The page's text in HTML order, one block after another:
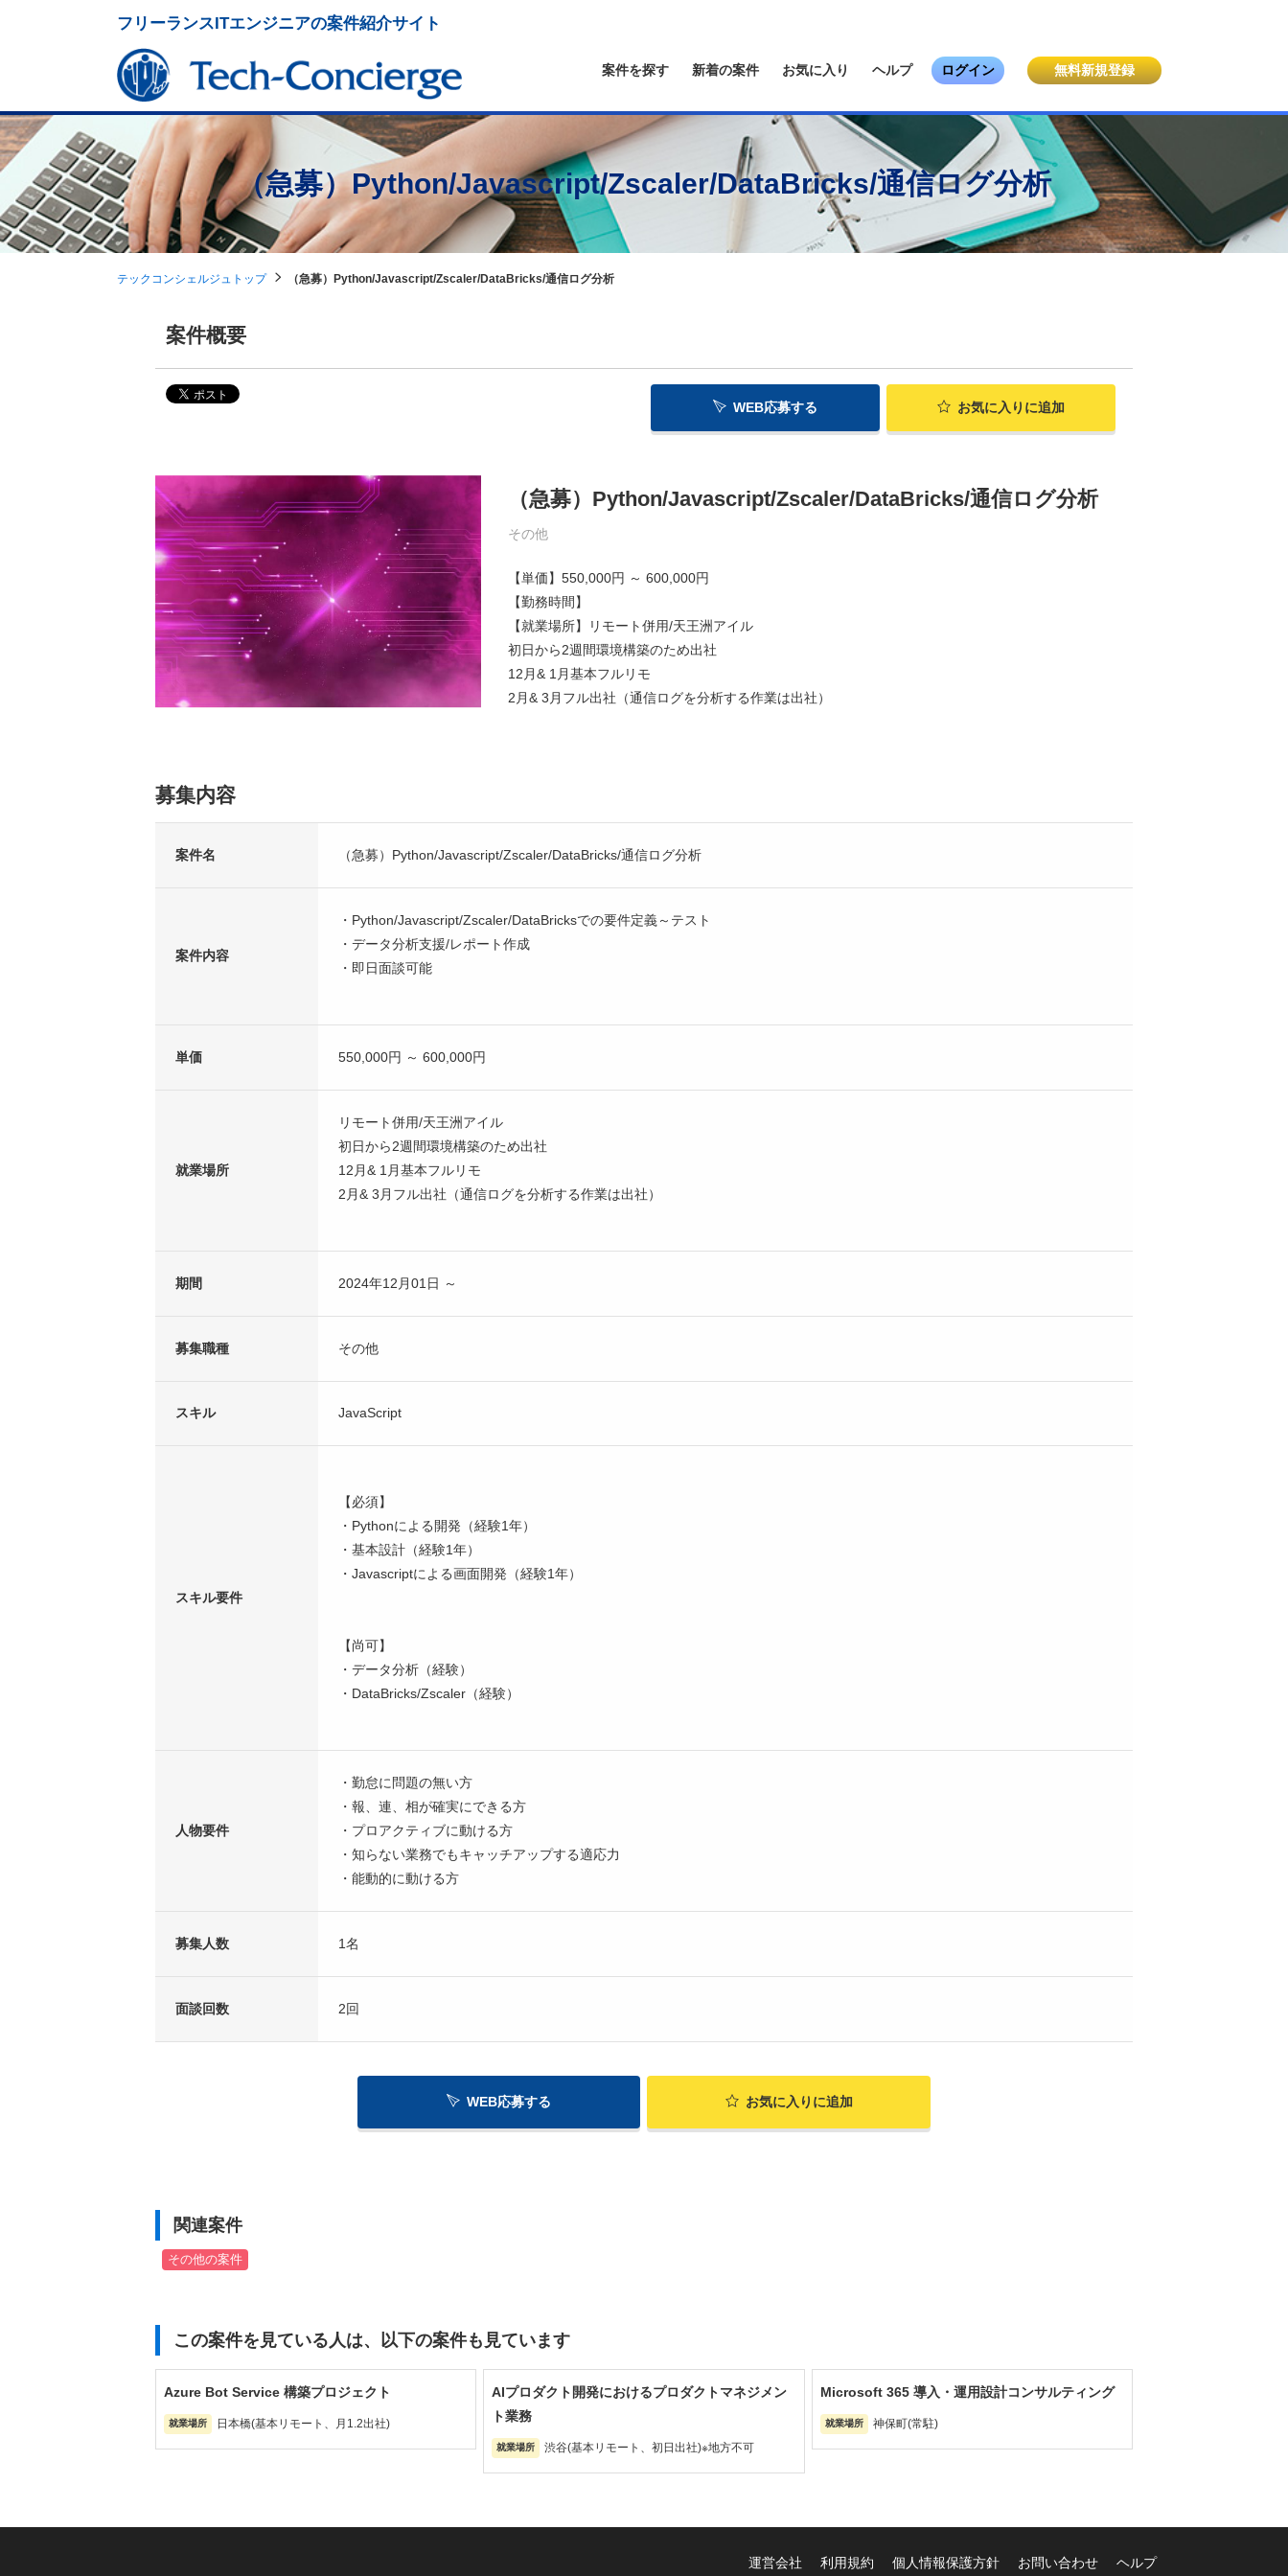
フリーランスITエンジニアの案件紹介サイト
案件を探す 新着の案件 お気に入り ヘルプ ログイン 無料新規登録
（急募）Python/Javascript/Zscaler/DataBricks/通信ログ分析
テックコンシェルジュトップ （急募）Python/Javascript/Zscaler/DataBricks/通信ログ分析
案件概要
WEB応募する お気に入り に追加
（急募）Python/Javascript/Zscaler/DataBricks/通信ログ分析
その他
【単価】550,000円 ～ 600,000円
【勤務時間】
【就業場所】リモート併用/天王洲アイル
初日から2週間環境構築のため出社
12月& 1月基本フルリモ
2月& 3月フル出社（通信ログを分析する作業は出社）
募集内容
案件名 （急募）Python/Javascript/Zscaler/DataBricks/通信ログ分析
案件内容
・Python/Javascript/Zscaler/DataBricksでの要件定義～テスト
・データ分析支援/レポート作成
・即日面談可能
単価 550,000円 ～ 600,000円
就業場所
リモート併用/天王洲アイル
初日から2週間環境構築のため出社
12月& 1月基本フルリモ
2月& 3月フル出社（通信ログを分析する作業は出社）
期間 2024年12月01日 ～
募集職種 その他
スキル JavaScript
スキル要件
【必須】
・Pythonによる開発（経験1年）
・基本設計（経験1年）
・Javascriptによる画面開発（経験1年）
【尚可】
・データ分析（経験）
・DataBricks/Zscaler（経験）
人物要件
・勤怠に問題の無い方
・報、連、相が確実にできる方
・プロアクティブに動ける方
・知らない業務でもキャッチアップする適応力
・能動的に動ける方
募集人数 1名
面談回数 2回
WEB応募する お気に入り に追加
関連案件
その他の案件
この案件を見ている人は、以下の案件も見ています
Azure Bot Service 構築プロジェクト
就業場所 日本橋(基本リモート、月1.2出社)
AIプロダクト開発におけるプロダクトマネジメン
ト業務
就業場所 渋谷(基本リモート、初日出社)※地方不可
Microsoft 365 導入・運用設計コンサルティング
就業場所 神保町(常駐)
運営会社 利用規約 個人情報保護方針 お問い合わせ ヘルプ